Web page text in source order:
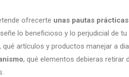
ofrecerte unas pautas
lo beneficioso y lo perjudicial de
qué artículos y productos manejar a
, qué elementos debieras retirar